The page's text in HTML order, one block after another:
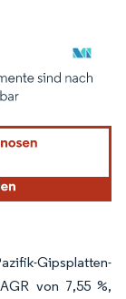
Namensnennung
Gipsplatten-
von 7,55 %,